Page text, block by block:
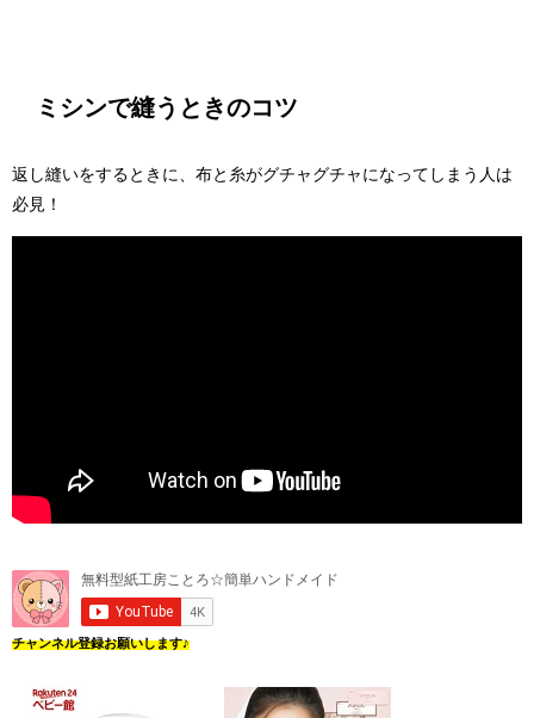
ミシンで縫うときのコツ
返し縫いをするときに、布と糸がグチャグチャになってしまう人は
必見！
チャンネル登録お願いします♪